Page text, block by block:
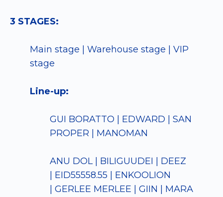
3 STAGES:
Main stage | Warehouse stage | VIP
stage
Line-up:
GUI BORATTO | EDWARD | SAN
PROPER | MANOMAN
ANU DOL | BILIGUUDEI | DEEZ
| EID55558.55 | ENKOOLION
| GERLEE MERLEE | GIIN | MARA